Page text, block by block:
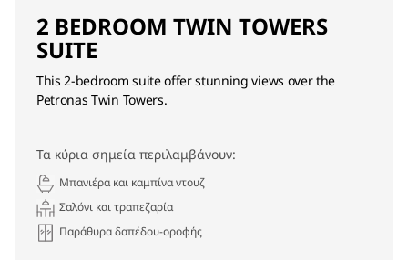
2 BEDROOM TWIN TOWERS
SUITE
This 2-bedroom suite offer stunning views over the
Petronas Twin Towers.
Τα κύρια σημεία περιλαμβάνουν:
Μπανιέρα και καμπίνα ντουζ
Σαλόνι και τραπεζαρία
Παράθυρα δαπέδου-οροφής